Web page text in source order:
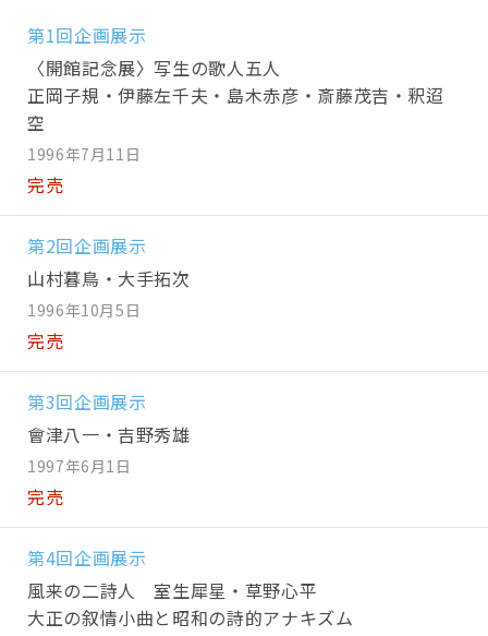
第1回企画展示
〈開館記念展〉写生の歌人五人
正岡子規・伊藤左千夫・島木赤彦・斎藤茂吉・釈迢
空
1996年7月11日
完売
第2回企画展示
山村暮鳥・大手拓次
1996年10月5日
完売
第3回企画展示
會津八一・吉野秀雄
1997年6月1日
完売
第4回企画展示
風来の二詩人 室生犀星・草野心平
大正の叙情小曲と昭和の詩的アナキズム